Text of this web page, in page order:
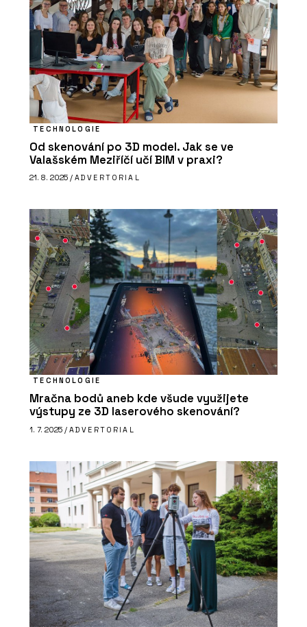
TECHNOLOGIE
Od skenování po 3D model. Jak se ve
Valašském Meziříčí učí BIM v praxi?
21. 8. 2025 / ADVERTORIAL
TECHNOLOGIE
Mračna bodů aneb kde všude využijete
výstupy ze 3D laserového skenování?
1. 7. 2025 / ADVERTORIAL